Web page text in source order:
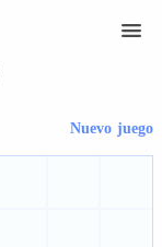
Nuevo juego